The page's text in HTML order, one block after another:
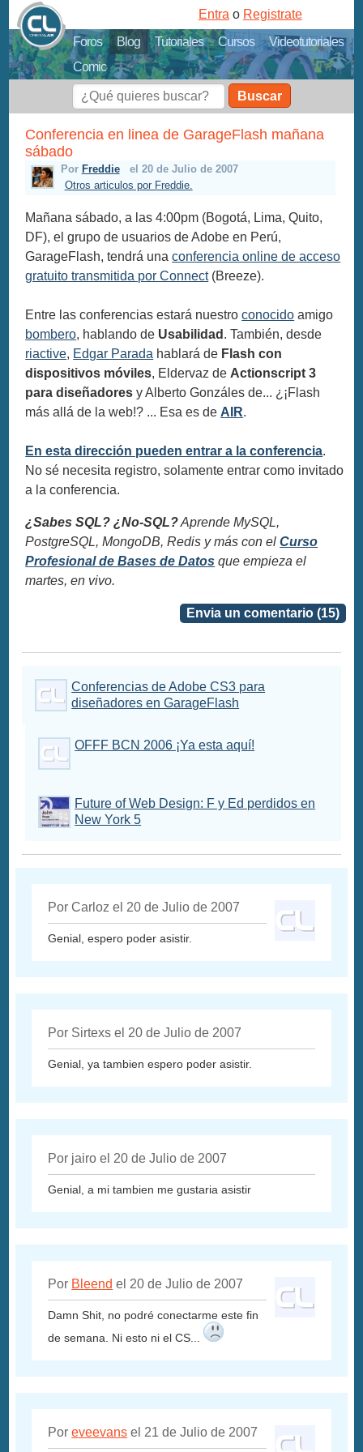
Foros Blog Tutoriales Cursos
Videotutoriales
Comic
Entra o Registrate
Buscar
Conferencia en linea de GarageFlash mañana
sábado
Por Freddie
el 20 de Julio de 2007
Otros articulos por Freddie.
Mañana sábado, a las 4:00pm (Bogotá, Lima, Quito,
DF), el grupo de usuarios de Adobe en Perú,
GarageFlash, tendrá unaconferencia online de acceso
gratuito transmitida por Connect(Breeze).
Entre las conferencias estará nuestroconocido amigo
bombero, hablando de Usabilidad . También, desde
riactive, Edgar Parada hablará de Flash con
dispositivos móviles, Eldervaz de Actionscript 3
para diseñadores y Alberto Gonzáles de... ¿¡Flash
más allá de la web!? ... Esa es de AIR.
En esta dirección pueden entrar a la conferencia.
No sé necesita registro, solamente entrar como invitado
a la conferencia.
¿Sabes SQL? ¿No-SQL?Aprende MySQL,
PostgreSQL, MongoDB, Redis y más con elCurso
Profesional de Bases de Datos que empieza el
martes, en vivo.
Envia un comentario (15)
Conferencias de Adobe CS3 para
diseñadores en GarageFlash
OFFF BCN 2006 ¡Ya esta aquí!
Future of Web Design: F y Ed perdidos en
New York 5
Por Carloz el 20 de Julio de 2007
Genial, espero poder asistir.
Por Sirtexs el 20 de Julio de 2007
Genial, ya tambien espero poder asistir.
Por jairo el 20 de Julio de 2007
Genial, a mi tambien me gustaria asistir
Por Bleend el 20 de Julio de 2007
Damn Shit, no podré conectarme este fin
de semana. Ni esto ni el CS...
Poreveevans el 21 de Julio de 2007